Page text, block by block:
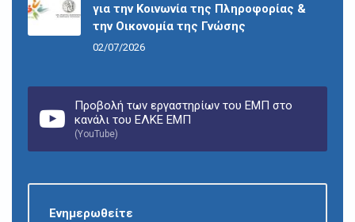
για την Κοινωνία της Πληροφορίας &
την Οικονομία της Γνώσης
02/07/2026
Προβολή των εργαστηρίων του ΕΜΠ στο
κανάλι του ΕΛΚΕ ΕΜΠ
(YouTube)
Ενημερωθείτε